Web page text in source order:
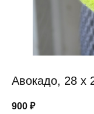
Авокадо, 28 х
900 ₽